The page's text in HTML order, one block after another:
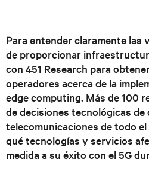
Para entender claramente las
de proporcionar
con 451 Research para
operadores acerca de la
edge computing. Más de 100
de decisiones tecnológicas de
telecomunicaciones de todo
qué tecnologías y servicios
medida a su éxito con el 5G